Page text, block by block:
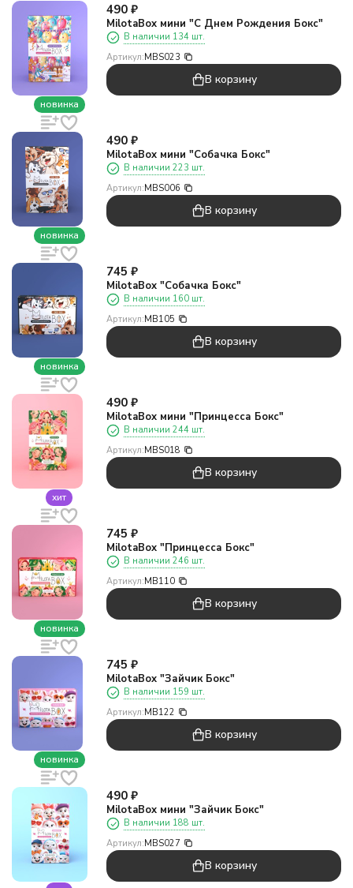
новинка
490 ₽
MilotaBox мини "С Днем Рождения Бокс"
В наличии 134 шт.
Артикул:MBS023
В корзину
новинка
490 ₽
MilotaBox мини "Собачка Бокс"
В наличии 223 шт.
Артикул:MBS006
В корзину
новинка
745 ₽
MilotaBox "Собачка Бокс"
В наличии 160 шт.
Артикул:MB105
В корзину
хит
490 ₽
MilotaBox мини "Принцесса Бокс"
В наличии 244 шт.
Артикул:MBS018
В корзину
новинка
745 ₽
MilotaBox "Принцесса Бокс"
В наличии 246 шт.
Артикул:MB110
В корзину
новинка
745 ₽
MilotaBox "Зайчик Бокс"
В наличии 159 шт.
Артикул:MB122
В корзину
490 ₽
MilotaBox мини "Зайчик Бокс"
В наличии 188 шт.
Артикул:MBS027
В корзину